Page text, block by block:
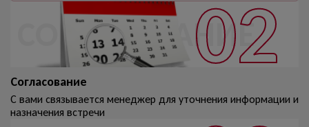
СОГЛАСОВАНИЕ
Согласование
С вами связывается менеджер для уточнения информации и
назначения встречи